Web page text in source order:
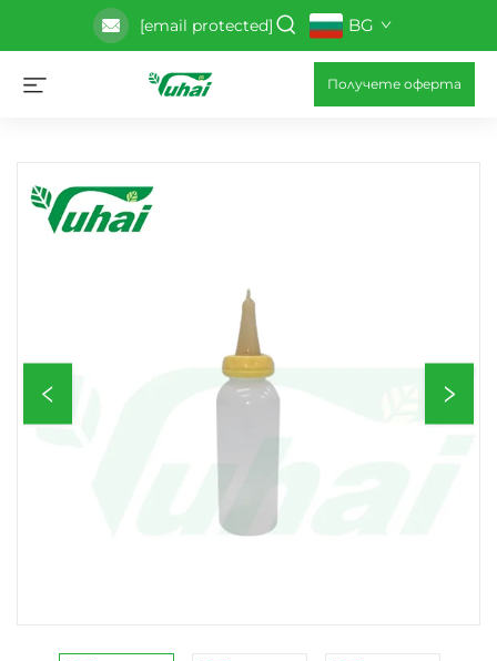
[email protected] BG
Получете оферта